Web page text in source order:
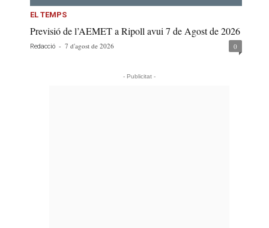
EL TEMPS
Previsió de l’AEMET a Ripoll avui 7 de Agost de 2026
Redacció - 7 d'agost de 2026 0
- Publicitat -